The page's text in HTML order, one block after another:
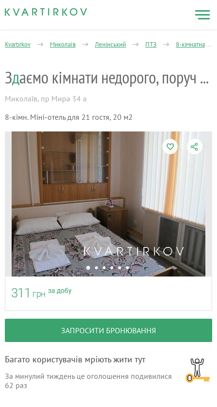
Kvartirkov Миколаїв Ленінський ПТЗ 8-кімнатна
Зд аємо кімнати недорого, поруч з вокзала
Миколаїв, пр Мира 34 а
8-кімн. Міні-отель для 21 гостя, 20 м2
311 грн за добу
ЗАПРОСИТИ БРОНЮВАННЯ
Багато користувачів мріють жити тут
За минулий тиждень це оголошення подивилися
62 раз